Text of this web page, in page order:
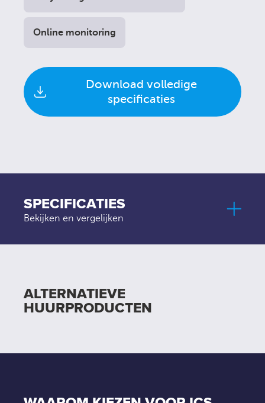
Online monitoring
Download volledige
specificaties
SPECIFICATIES
Bekijken en vergelijken
ALTERNATIEVE
HUURPRODUCTEN